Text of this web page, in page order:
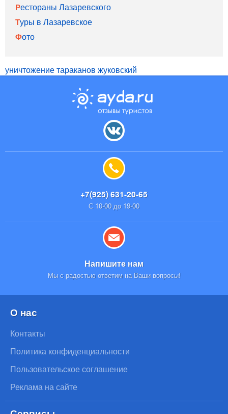
Рестораны Лазаревского
Туры в Лазаревское
Фото
уничтожение тараканов жуковский
+7(925) 631-20-65
С 10-00 до 19-00
Напишите нам
Мы с радостью ответим на Ваши вопросы!
О нас
Контакты
Политика конфиденциальности
Пользовательское соглашение
Реклама на сайте